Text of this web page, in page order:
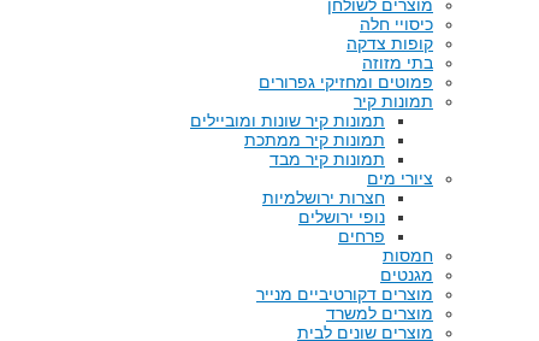
מוצרים לשולחן
כיסויי חלה
קופות צדקה
בתי מזוזה
פמוטים ומחזיקי גפרורים
תמונות קיר
תמונות קיר שונות ומוביילים
תמונות קיר ממתכת
תמונות קיר מבד
ציורי מים
חצרות ירושלמיות
נופי ירושלים
פרחים
חמסות
מגנטים
מוצרים דקורטיביים מנייר
מוצרים למשרד
מוצרים שונים לבית